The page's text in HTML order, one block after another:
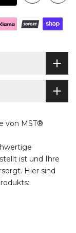
von MST®
ist und Ihre
Hier sind